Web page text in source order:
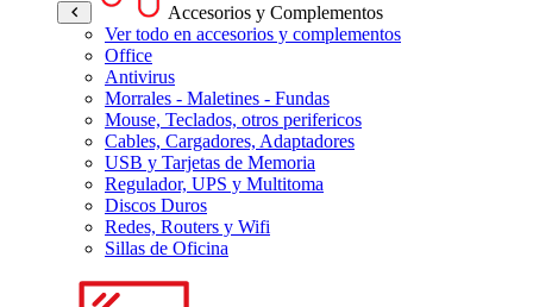
Accesorios y Complementos
Ver todo en accesorios y complementos
Office
Antivirus
Morrales - Maletines - Fundas
Mouse, Teclados, otros perifericos
Cables, Cargadores, Adaptadores
USB y Tarjetas de Memoria
Regulador, UPS y Multitoma
Discos Duros
Redes, Routers y Wifi
Sillas de Oficina